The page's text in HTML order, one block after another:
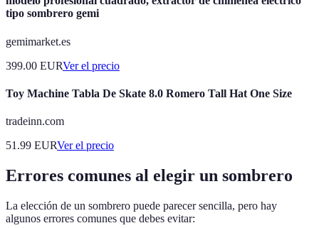
tipo sombrero gemi
gemimarket.es
399.00 EURVer el precio
Toy Machine Tabla De Skate 8.0 Romero Tall Hat One Size
tradeinn.com
51.99 EURVer el precio
Errores comunes al elegir un sombrero
La elección de un sombrero puede parecer sencilla, pero hay
algunos errores comunes que debes evitar: